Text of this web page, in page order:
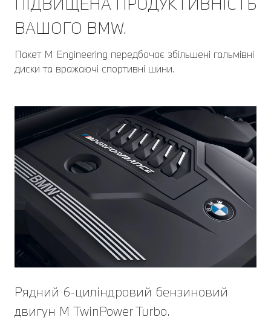
ВАШОГО BMW.
Пакет M Engineering передбачає збільшені гальмівні
диски та вражаючі спортивні шини.
Рядний 6-циліндровий бензиновий
двигун М TwinPower Turbo.